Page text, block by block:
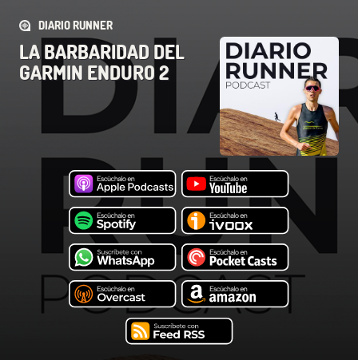
DIARIO RUNNER
LA BARBARIDAD DEL
GARMIN ENDURO 2